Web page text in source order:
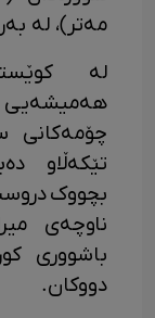
مەتر)، لە
چۆمەکانی
تێکەڵاو
بچووک
ناوچەی
باشووری
دووکان.